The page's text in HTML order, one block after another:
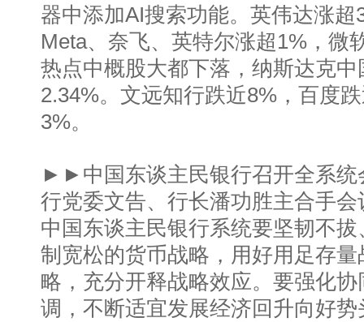
器中添加AI搜索功能。英伟达涨
Meta、奈飞、英特尔涨超1%，微
热点中概股大都下落，纳斯达克
2.34%。文远知行跌近8%，百度
3%。
►►中国东谈主民银行召开全系统
行党委文告、行长潘功胜主合手
中国东谈主民银行系统要坚韧不
制宽松的货币战略，用好用足存
略，充分开释战略效应。要强化
调，不断适宜发展经济回升向好